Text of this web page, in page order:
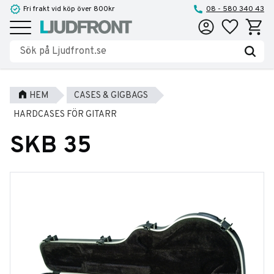
Meny
Fri frakt vid köp över 800kr 08 - 580 340 43
Favoriter
HEM
CASES & GIGBAGS
HARDCASES FÖR GITARR
SKB 35